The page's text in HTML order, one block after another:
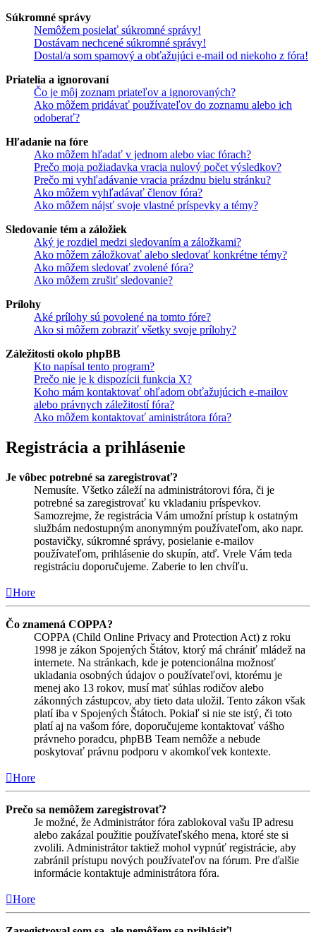
Súkromné správy
Nemôžem posielať súkromné správy!
Dostávam nechcené súkromné správy!
Dostal/a som spamový a obťažujúci e-mail od niekoho z fóra!
Priatelia a ignorovaní
Čo je môj zoznam priateľov a ignorovaných?
Ako môžem pridávať používateľov do zoznamu alebo ich
odoberať?
Hľadanie na fóre
Ako môžem hľadať v jednom alebo viac fórach?
Prečo moja požiadavka vracia nulový počet výsledkov?
Prečo mi vyhľadávanie vracia prázdnu bielu stránku?
Ako môžem vyhľadávať členov fóra?
Ako môžem nájsť svoje vlastné príspevky a témy?
Sledovanie tém a záložiek
Aký je rozdiel medzi sledovaním a záložkami?
Ako môžem záložkovať alebo sledovať konkrétne témy?
Ako môžem sledovať zvolené fóra?
Ako môžem zrušiť sledovanie?
Prílohy
Aké prílohy sú povolené na tomto fóre?
Ako si môžem zobraziť všetky svoje prílohy?
Záležitosti okolo phpBB
Kto napísal tento program?
Prečo nie je k dispozícii funkcia X?
Koho mám kontaktovať ohľadom obťažujúcich e-mailov
alebo právnych záležitostí fóra?
Ako môžem kontaktovať aministrátora fóra?
Registrácia a prihlásenie
Je vôbec potrebné sa zaregistrovať?
Nemusíte. Všetko záleží na administrátorovi fóra, či je
potrebné sa zaregistrovať ku vkladaniu príspevkov.
Samozrejme, že registrácia Vám umožní prístup k ostatným
službám nedostupným anonymným používateľom, ako napr.
postavičky, súkromné správy, posielanie e-mailov
používateľom, prihlásenie do skupín, atď. Vrele Vám teda
registráciu doporučujeme. Zaberie to len chvíľu.
Hore
Čo znamená COPPA?
COPPA (Child Online Privacy and Protection Act) z roku
1998 je zákon Spojených Štátov, ktorý má chrániť mládež na
internete. Na stránkach, kde je potencionálna možnosť
ukladania osobných údajov o používateľovi, ktorému je
menej ako 13 rokov, musí mať súhlas rodičov alebo
zákonných zástupcov, aby tieto data uložil. Tento zákon však
platí iba v Spojených Štátoch. Pokiaľ si nie ste istý, či toto
platí aj na vašom fóre, doporučujeme kontaktovať vášho
právneho poradcu, phpBB Team nemôže a nebude
poskytovať právnu podporu v akomkoľvek kontexte.
Hore
Prečo sa nemôžem zaregistrovať?
Je možné, že Administrátor fóra zablokoval vašu IP adresu
alebo zakázal použitie používateľského mena, ktoré ste si
zvolili. Administrátor taktiež mohol vypnúť registrácie, aby
zabránil prístupu nových používateľov na fórum. Pre ďalšie
informácie kontaktuje administrátora fóra.
Hore